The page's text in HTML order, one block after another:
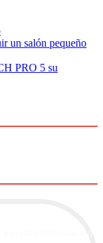
un salón pequeño
PRO 5 su